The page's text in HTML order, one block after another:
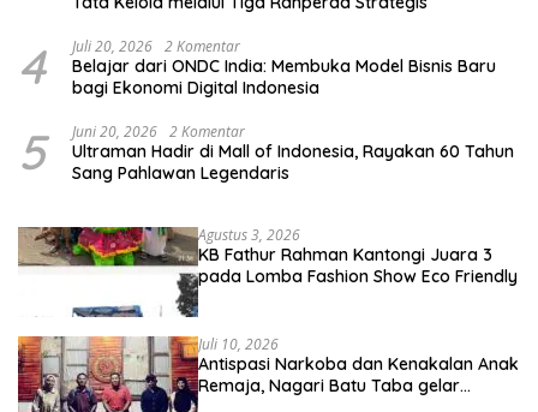
4 Juli 20, 2026 2 Komentar
Belajar dari ONDC India: Membuka Model Bisnis Baru
bagi Ekonomi Digital Indonesia
5 Juni 20, 2026 2 Komentar
Ultraman Hadir di Mall of Indonesia, Rayakan 60 Tahun
Sang Pahlawan Legendaris
Agustus 3, 2026
KB Fathur Rahman Kantongi Juara 3
pada Lomba Fashion Show Eco Friendly
Juli 10, 2026
Antispasi Narkoba dan Kenakalan Anak
Remaja, Nagari Batu Taba gelar